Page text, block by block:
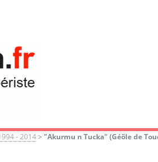
- 2014>"Akurmu n Tucka" (Géôle de